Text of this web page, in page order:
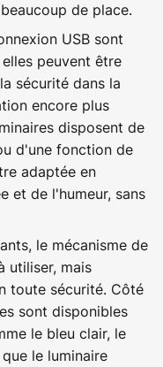
de place.
USB sont
peuvent être
sécurité dans la
encore plus
disposent de
d'une fonction de
adaptée en
et de l'humeur, sans
le mécanisme de
utiliser, mais
toute sécurité. Côté
sont disponibles
le bleu clair, le
le luminaire